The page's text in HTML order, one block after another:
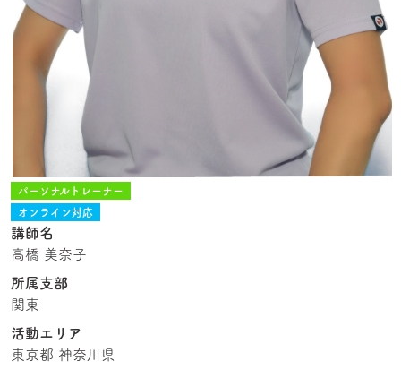
パーソナルトレーナー
オンライン対応
講師名
高橋 美奈子
所属支部
関東
活動エリア
東京都 神奈川県